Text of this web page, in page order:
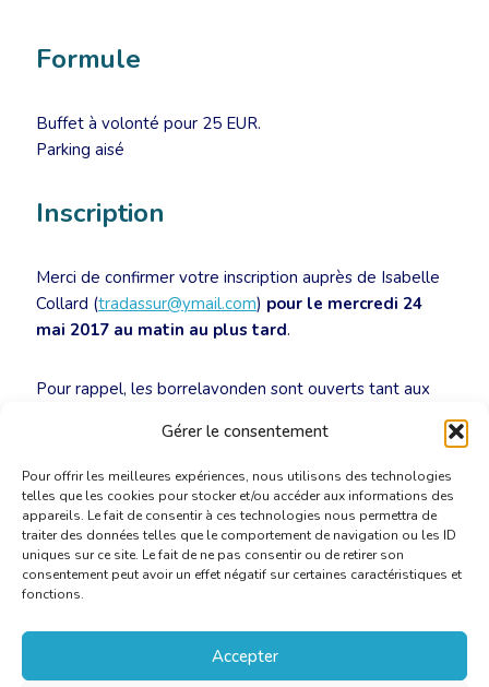
Gérer le consentement
Pour offrir les meilleures expériences, nous utilisons des technologies
telles que les cookies pour stocker et/ou accéder aux informations des
appareils. Le fait de consentir à ces technologies nous permettra de
traiter des données telles que le comportement de navigation ou les ID
uniques sur ce site. Le fait de ne pas consentir ou de retirer son
consentement peut avoir un effet négatif sur certaines caractéristiques et
fonctions.
Accepter
Formule
Buffet à volonté pour 25 EUR.
Parking aisé
Inscription
Merci de confirmer votre inscription auprès de Isabelle
Collard (tradassur@ymail.com) pour le mercredi 24
mai 2017 au matin au plus tard.
Pour rappel, les borrelavonden sont ouverts tant aux